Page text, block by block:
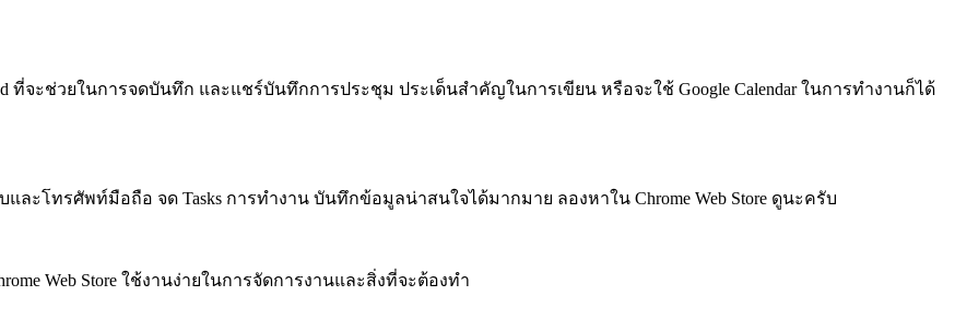
ที่จะช่วยในการจดบันทึก และแชร์บันทึกการประชุม ประเด็นสำคัญในการเขียน หรือจะใช้ Google Calendar ในการทำงานก็ได้
ละโทรศัพท์มือถือ จด Tasks การทำงาน บันทึกข้อมูลน่าสนใจได้มากมาย ลองหาใน Chrome Web Store ดูนะครับ
Web Store ใช้งานง่ายในการจัดการงานและสิ่งที่จะต้องทำ